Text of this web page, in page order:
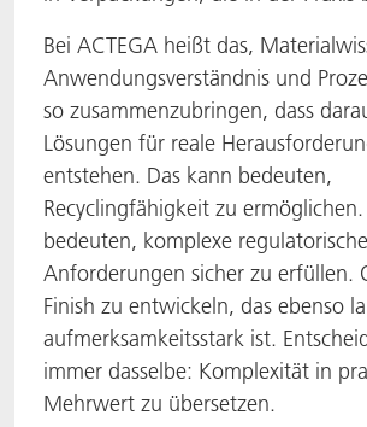
Bei ACTEGA heißt das,
Anwendungsverständnis und
so zusammenzubringen, dass
Lösungen für reale
entstehen. Das kann bedeuten,
Recyclingfähigkeit zu ermöglichen.
bedeuten, komplexe regulatorische
Anforderungen sicher zu erfüllen.
Finish zu entwickeln, das ebenso
aufmerksamkeitsstark ist.
immer dasselbe: Komplexität in
Mehrwert zu übersetzen.
PakSafe
PROVALIN
WESSCO